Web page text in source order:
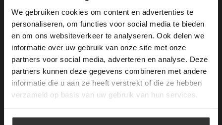
We gebruiken cookies om content en advertenties te
personaliseren, om functies voor social media te bieden
en om ons websiteverkeer te analyseren. Ook delen we
informatie over uw gebruik van onze site met onze
partners voor social media, adverteren en analyse. Deze
partners kunnen deze gegevens combineren met andere
informatie die u aan ze heeft verstrekt of die ze hebben
verzameld op basis van uw gebruik van hun services.
Merken Glasmozaïek
Meeste Gezochte Natuursteen
Natuursteen vloeren
longer working. Please contact the website
administrator.
Deze website gebruikt cookies om de
gebruikerservaring te verbeteren. Door
gebruik te maken van onze website geeft u
toestemming voor alle cookies in
overeenstemming met ons cookiebeleid.Lees
verder
ALLES ACCEPTEREN
ALLES AFWIJZEN